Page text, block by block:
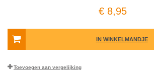
€ 8,95
IN WINKELMANDJE
Toevoegen aan vergelijking